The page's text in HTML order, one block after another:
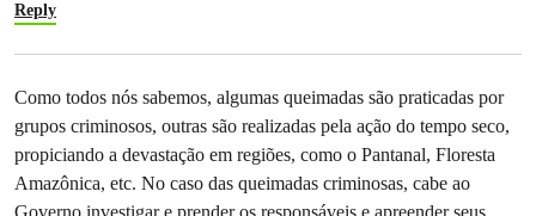
Reply
Como todos nós sabemos, algumas queimadas são praticadas por
grupos criminosos, outras são realizadas pela ação do tempo seco,
propiciando a devastação em regiões, como o Pantanal, Floresta
Amazônica, etc. No caso das queimadas criminosas, cabe ao